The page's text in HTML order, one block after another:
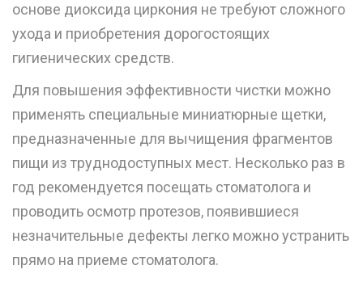
основе диоксида циркония не требуют сложного
ухода и приобретения дорогостоящих
гигиенических средств.
Для повышения эффективности чистки можно
применять специальные миниатюрные щетки,
предназначенные для вычищения фрагментов
пищи из труднодоступных мест. Несколько раз в
год рекомендуется посещать стоматолога и
проводить осмотр протезов, появившиеся
незначительные дефекты легко можно устранить
прямо на приеме стоматолога.